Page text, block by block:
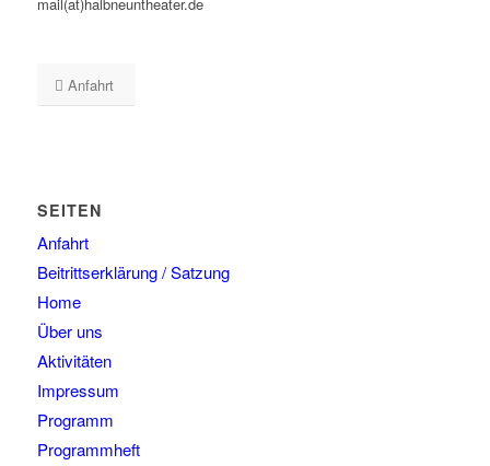
Anfahrt
SEITEN
Anfahrt
Beitrittserklärung / Satzung
Home
Über uns
Aktivitäten
Impressum
Programm
Programmheft